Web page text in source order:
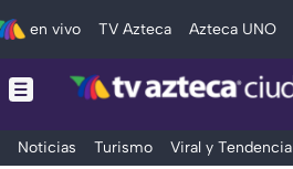
en vivo TV Azteca Azteca UNO
Noticias Turismo Viral y Tendencia